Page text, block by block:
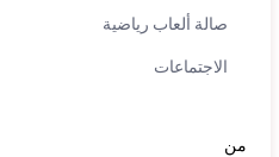
صالة ألعاب رياضية
الاجتماعات
من